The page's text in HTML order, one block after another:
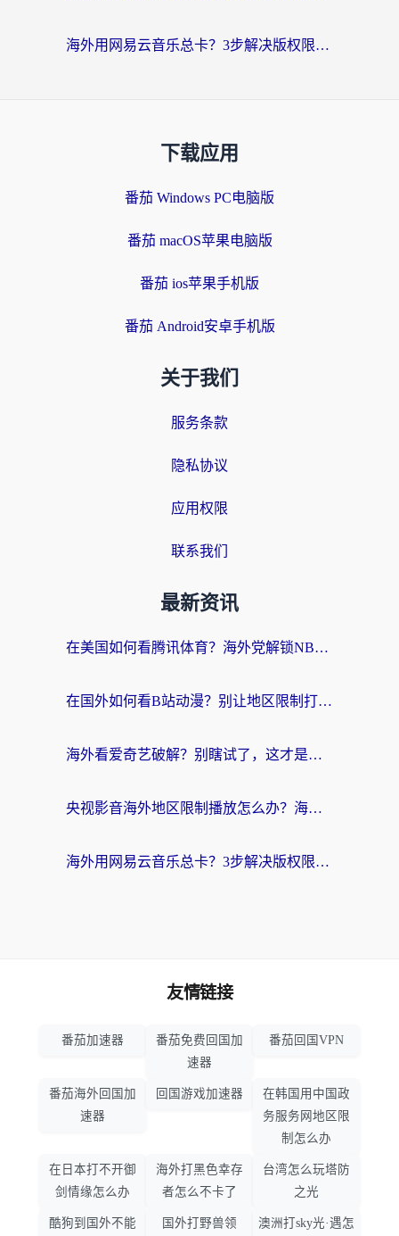
海外用网易云音乐总卡？3步解决版权限制+卡顿，还能听喜马拉雅！
下载应用
番茄 Windows PC电脑版
番茄 macOS苹果电脑版
番茄 ios苹果手机版
番茄 Android安卓手机版
关于我们
服务条款
隐私协议
应用权限
联系我们
最新资讯
在美国如何看腾讯体育？海外党解锁NBA欧洲杯直播的终极攻略
在国外如何看B站动漫？别让地区限制打断你的追番节奏
海外看爱奇艺破解？别瞎试了，这才是留学生华人追剧看球的正确打开方式
央视影音海外地区限制播放怎么办？海外党亲测有效的回国加速指南
海外用网易云音乐总卡？3步解决版权限制+卡顿，还能听喜马拉雅！
友情链接
番茄加速器
番茄免费回国加
速器
番茄回国VPN
番茄海外回国加
速器
回国游戏加速器
在韩国用中国政
务服务网地区限
制怎么办
在日本打不开御
剑情缘怎么办
海外打黑色幸存
者怎么不卡了
台湾怎么玩塔防
之光
酷狗到国外不能 国外打野兽领 澳洲打sky光·遇怎